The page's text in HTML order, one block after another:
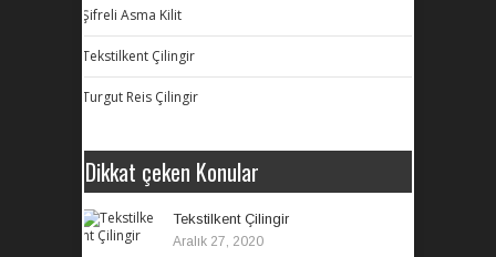
Şifreli Asma Kilit
Tekstilkent Çilingir
Turgut Reis Çilingir
Dikkat çeken Konular
Tekstilkent Çilingir
Aralık 27, 2020